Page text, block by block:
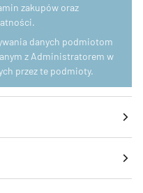
zakupów oraz
danych podmiotom
z Administratorem w
przez te podmioty.